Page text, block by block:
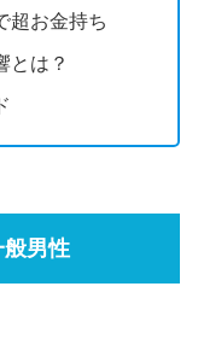
超お金持ち
とは？
男性